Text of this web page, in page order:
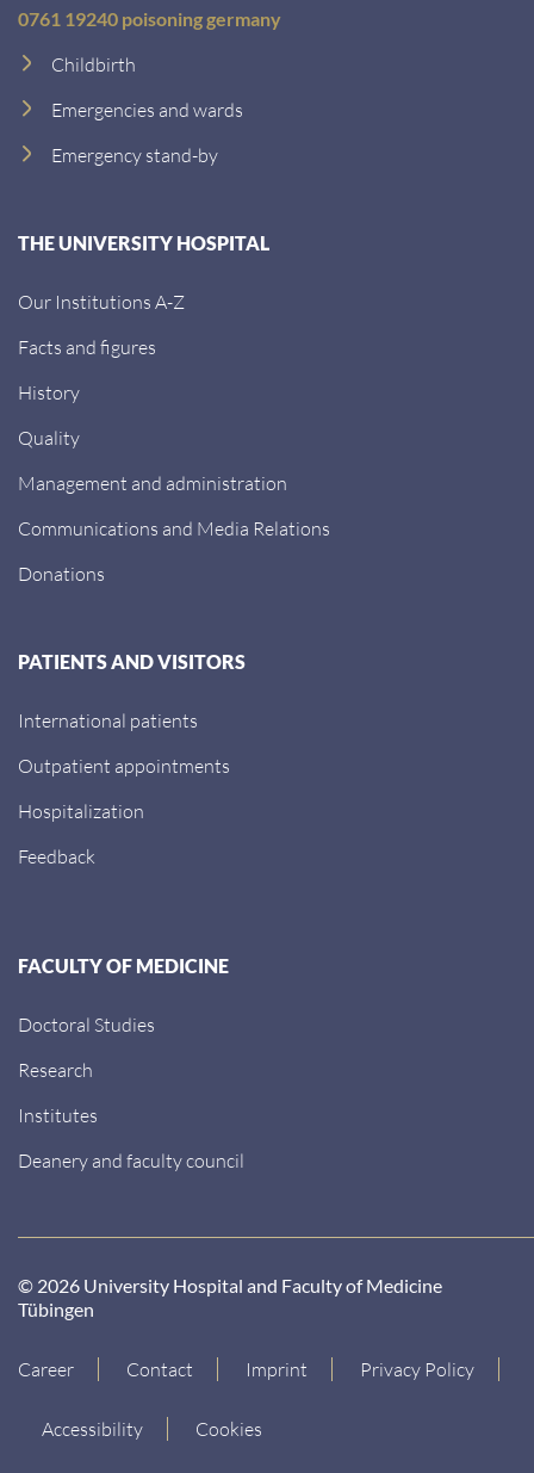
0761 19240 poisoning germany
Childbirth
Emergencies and wards
Emergency stand-by
THE UNIVERSITY HOSPITAL
Our Institutions A-Z
Facts and figures
History
Quality
Management and administration
Communications and Media Relations
Donations
PATIENTS AND VISITORS
International patients
Outpatient appointments
Hospitalization
Feedback
FACULTY OF MEDICINE
Doctoral Studies
Research
Institutes
Deanery and faculty council
© 2026 University Hospital and Faculty of Medicine
Tübingen
Career Contact Imprint Privacy Policy
Accessibility Cookies